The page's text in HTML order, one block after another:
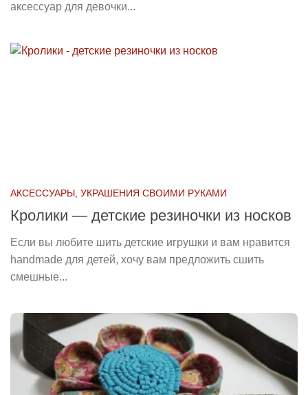
аксессуар для девочки...
АКСЕССУАРЫ, УКРАШЕНИЯ СВОИМИ РУКАМИ
Кролики — детские резиночки из носков
Если вы любите шить детские игрушки и вам нравится
handmade для детей, хочу вам предложить сшить
смешные...